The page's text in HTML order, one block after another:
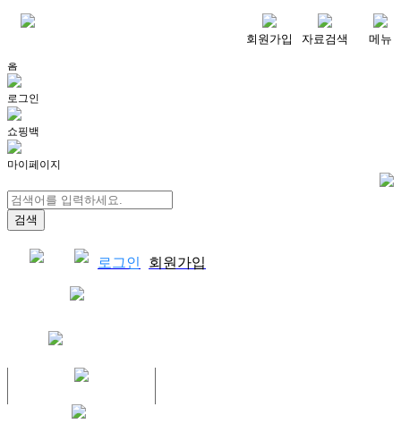
회원가입 자료검색 메뉴
홈
로그인
쇼핑백
마이페이지
로그인 회원가입